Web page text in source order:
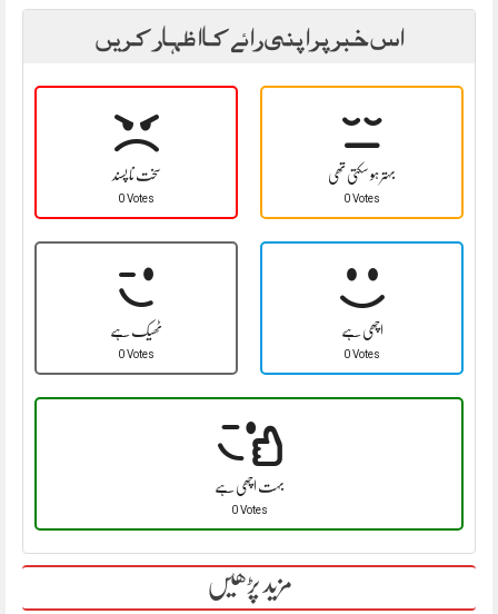
اس خبر پر اپنی رائے کا اظہار کریں
سخت نا پسند
0 Votes
بہتر ہو سکتی تھی
0 Votes
ٹھیک ہے
0 Votes
اچھی ہے
0 Votes
بہت اچھی ہے
0 Votes
مزید پڑھیں